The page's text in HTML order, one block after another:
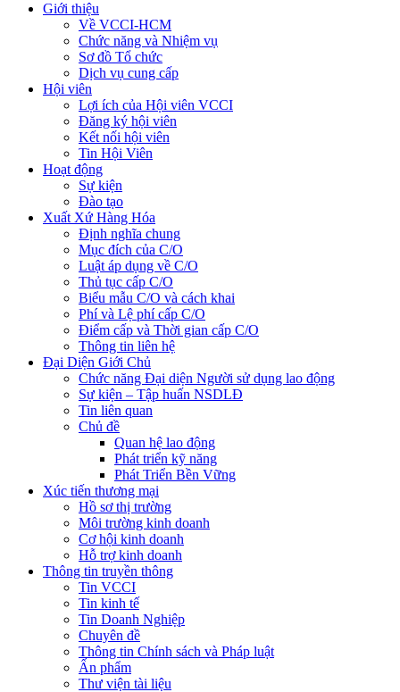
Giới thiệu
Về VCCI-HCM
Chức năng và Nhiệm vụ
Sơ đồ Tổ chức
Dịch vụ cung cấp
Hội viên
Lợi ích của Hội viên VCCI
Đăng ký hội viên
Kết nối hội viên
Tin Hội Viên
Hoạt động
Sự kiện
Đào tạo
Xuất Xứ Hàng Hóa
Định nghĩa chung
Mục đích của C/O
Luật áp dụng về C/O
Thủ tục cấp C/O
Biểu mẫu C/O và cách khai
Phí và Lệ phí cấp C/O
Điểm cấp và Thời gian cấp C/O
Thông tin liên hệ
Đại Diện Giới Chủ
Chức năng Đại diện Người sử dụng lao động
Sự kiện – Tập huấn NSDLĐ
Tin liên quan
Chủ đề
Quan hệ lao động
Phát triển kỹ năng
Phát Triển Bền Vững
Xúc tiến thương mại
Hồ sơ thị trường
Môi trường kinh doanh
Cơ hội kinh doanh
Hỗ trợ kinh doanh
Thông tin truyền thông
Tin VCCI
Tin kinh tế
Tin Doanh Nghiệp
Chuyên đề
Thông tin Chính sách và Pháp luật
Ấn phẩm
Thư viện tài liệu